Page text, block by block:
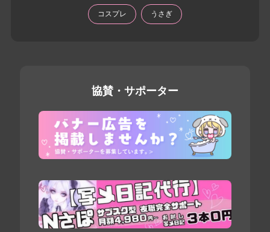
コスプレ うさぎ
協賛・サポーター